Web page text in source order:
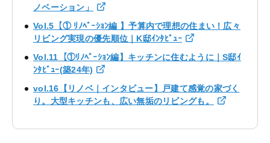
ノベーション」
Vol.5【① ﾘﾉﾍﾞｰｼｮﾝ編 】予算内で理想の住まい！広々
リビング実現の優先順位｜K邸ｲﾝﾀﾋﾞｭｰ
Vol.11【①ﾘﾉﾍﾞｰｼｮﾝ編】キッチンに住むように｜S邸ｲ
ﾝﾀﾋﾞｭｰ(築24年)
vol.16【リノベ｜インタビュー】戸建て感覚の家づく
り。大型キッチンも、広い無垢のリビングも。